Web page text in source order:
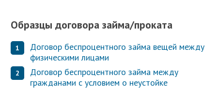
Образцы договора займа/проката
Договор беспроцентного займа вещей между
физическими лицами
Договор беспроцентного займа между
гражданами с условием о неустойке